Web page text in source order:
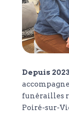
Depuis
funérailles
Poiré-sur-